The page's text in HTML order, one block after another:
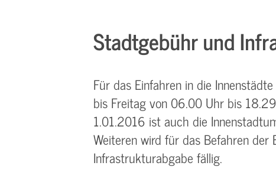
Stadtgebühr und
Für das Einfahren in die
bis Freitag von 06.00 Uhr bis
1.01.2016 ist auch die
Weiteren wird für das Befahren der
Infrastrukturabgabe fällig.